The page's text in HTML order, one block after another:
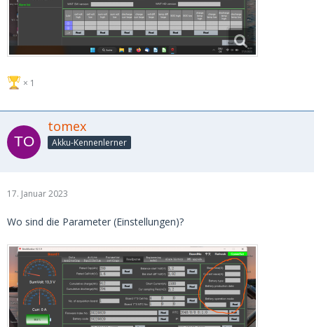
1
tomex
Akku-Kennenlerner
17. Januar 2023
Wo sind die Parameter (Einstellungen)?